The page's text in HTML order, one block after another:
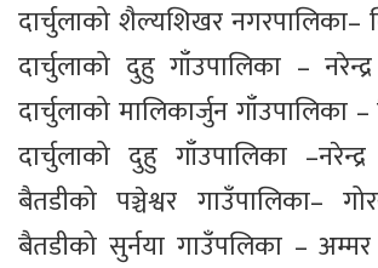
दार्चुलाको शैल्यशिखर नगरपालिका–
दार्चुलाको दुहु गाँउपालिका –
दार्चुलाको मालिकार्जुन गाँउपालिका –
दार्चुलाको दुहु गाँउपालिका
बैतडीको पञ्चेश्वर गाउँपालिका–
बैतडीको सुर्नया गाउँपलिका –